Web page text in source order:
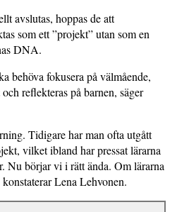
avslu­tas, hoppas de att
som ett ”projekt” utan som en
DNA.
behöva fokusera på välmående,
reflekteras på barnen, säger
Tidigare har man ofta utgått
vilket ibland har pressat lärarna
Nu börjar vi i rätt ända. Om lärarna
Lena Lehvonen.